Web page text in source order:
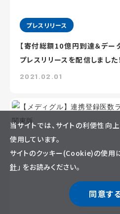
プレスリリース
【寄付総額10億円到達＆デー
プレスリリースを配信しました
2021.02.01
当サイトでは、サイトの利便性向
使用しています。
サイトのクッキー(Cookie)の使用に
針」 をお読みください。
同意す